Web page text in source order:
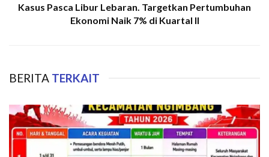
Kasus Pasca Libur Lebaran. Targetkan Pertumbuhan
Ekonomi Naik 7% di Kuartal II
BERITA TERKAIT